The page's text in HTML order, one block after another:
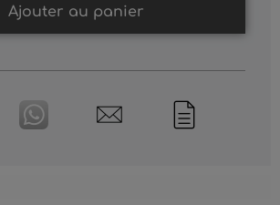
Ajouter au panier